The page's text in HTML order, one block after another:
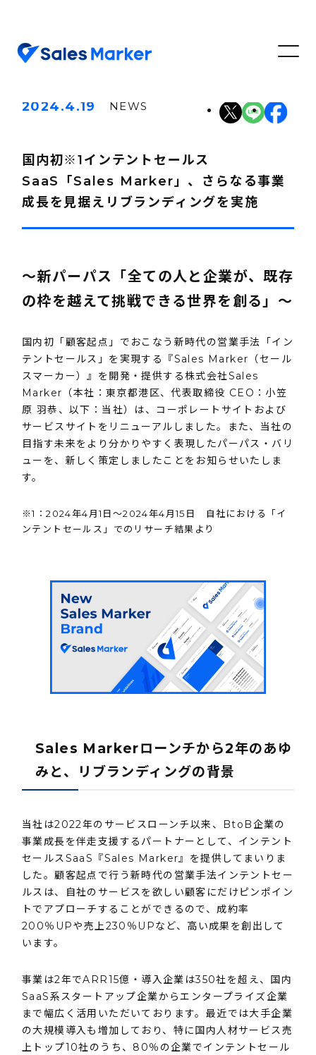
2024.4.19 NEWS
国内初※1インテントセールス
SaaS「Sales Marker」、さらなる事業
成長を見据えリブランディングを実施
〜新パーパス「全ての人と企業が、既存
の枠を越えて挑戦できる世界を創る」〜
国内初「顧客起点」でおこなう新時代の営業手法「イン
テントセールス」を実現する『Sales Marker（セール
スマーカー）』を開発・提供する株式会社Sales
Marker（本社：東京都港区、代表取締役 CEO：小笠
原 羽恭、以下：当社）は、コーポレートサイトおよび
サービスサイトをリニューアルしました。また、当社の
目指す未来をより分かりやすく表現したパーパス・バリ
ューを、新しく策定しましたことをお知らせいたしま
す。
※1：2024年4月1日〜2024年4月15日 自社における「イ
ンテントセールス」でのリサーチ結果より
Sales Markerローンチから2年のあゆ
みと、リブランディングの背景
当社は2022年のサービスローンチ以来、BtoB企業の
事業成長を伴走支援するパートナーとして、インテント
セールスSaaS『Sales Marker』を提供してまいりま
した。顧客起点で行う新時代の営業手法インテントセー
ルスは、自社のサービスを欲しい顧客にだけピンポイン
トでアプローチすることができるので、成約率
200％UPや売上230％UPなど、高い成果を創出して
います。
事業は2年でARR15億・導入企業は350社を超え、国内
SaaS系スタートアップ企業からエンタープライズ企業
まで幅広く活用いただいております。最近では大手企業
の大規模導入も増加しており、特に国内人材サービス売
上トップ10社のうち、80％の企業でインテントセール